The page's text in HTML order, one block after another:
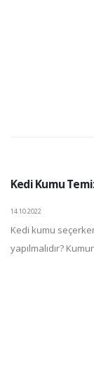
Kedi Kumu
14.10.2022
Kedi kumu
yapılmalıdır?